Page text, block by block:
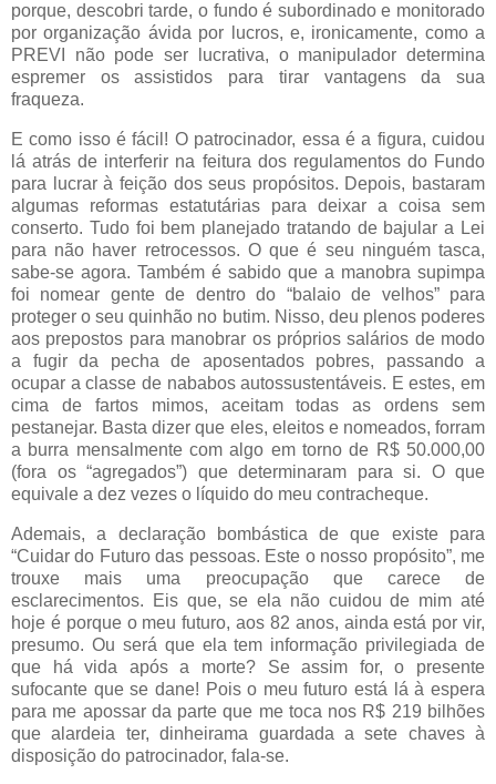
porque, descobri tarde, o fundo é subordinado e monitorado
por organização ávida por lucros, e, ironicamente, como a
PREVI não pode ser lucrativa, o manipulador determina
espremer os assistidos para tirar vantagens da sua
fraqueza.
E como isso é fácil! O patrocinador, essa é a figura, cuidou
lá atrás de interferir na feitura dos regulamentos do Fundo
para lucrar à feição dos seus propósitos. Depois, bastaram
algumas reformas estatutárias para deixar a coisa sem
conserto. Tudo foi bem planejado tratando de bajular a Lei
para não haver retrocessos. O que é seu ninguém tasca,
sabe-se agora. Também é sabido que a manobra supimpa
foi nomear gente de dentro do “balaio de velhos” para
proteger o seu quinhão no butim. Nisso, deu plenos poderes
aos prepostos para manobrar os próprios salários de modo
a fugir da pecha de aposentados pobres, passando a
ocupar a classe de nababos autossustentáveis. E estes, em
cima de fartos mimos, aceitam todas as ordens sem
pestanejar. Basta dizer que eles, eleitos e nomeados, forram
a burra mensalmente com algo em torno de R$ 50.000,00
(fora os “agregados”) que determinaram para si. O que
equivale a dez vezes o líquido do meu contracheque.
Ademais, a declaração bombástica de que existe para
“Cuidar do Futuro das pessoas. Este o nosso propósito”, me
trouxe mais uma preocupação que carece de
esclarecimentos. Eis que, se ela não cuidou de mim até
hoje é porque o meu futuro, aos 82 anos, ainda está por vir,
presumo. Ou será que ela tem informação privilegiada de
que há vida após a morte? Se assim for, o presente
sufocante que se dane! Pois o meu futuro está lá à espera
para me apossar da parte que me toca nos R$ 219 bilhões
que alardeia ter, dinheirama guardada a sete chaves à
disposição do patrocinador, fala-se.